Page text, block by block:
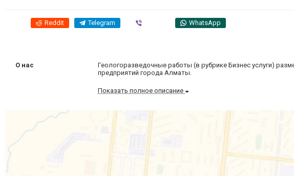
Reddit Telegram WhatsApp
О нас
Геологоразведочные работы (в рубрике Бизнес услуги)
предприятий города Алматы.
Показать полное описание